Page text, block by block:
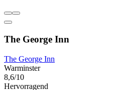
The George Inn
The George Inn
Warminster
8,6/10
Hervorragend